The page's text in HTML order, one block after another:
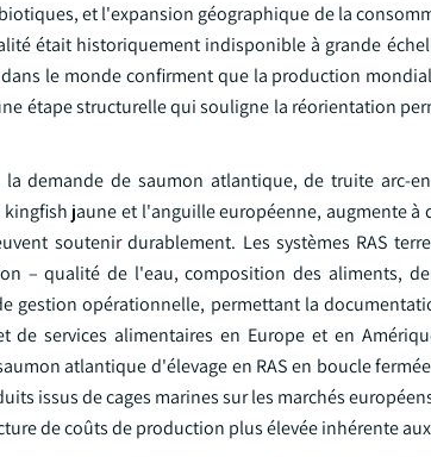
et l'expansion géographique de la
était historiquement indisponible à grande
le monde confirment que la production
étape structurelle qui souligne la réorientation
demande de saumon atlantique, de truite arc-
jaune et l'anguille européenne, augmente à
soutenir durablement. Les systèmes RAS
– qualité de l'eau, composition des aliments,
gestion opérationnelle, permettant la
de services alimentaires en Europe et en
atlantique d'élevage en RAS en boucle
issus de cages marines sur les marchés
de coûts de production plus élevée inhérente